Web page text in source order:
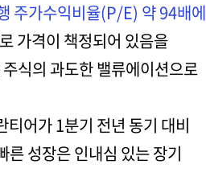
주가수익비율(P/E) 약 94배에
가격이 책정되어 있음을
식의 과도한 밸류에이션으로
티어가 1분기 전년 동기 대비
성장은 인내심 있는 장기